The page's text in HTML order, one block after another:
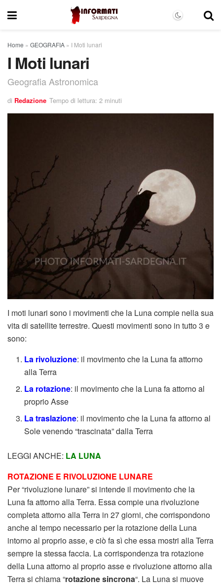
Home » GEOGRAFIA » I Moti lunari
I Moti lunari
Geografia Astronomica
di Redazione Tempo di lettura: 2 minuti
I moti lunari sono i movimenti che la Luna compie nella sua
vita di satellite terrestre. Questi movimenti sono in tutto 3 e
sono:
La rivoluzione: il movimento che la Luna fa attorno
alla Terra
La rotazione: il movimento che la Luna fa attorno al
proprio Asse
La traslazione: il movimento che la Luna fa attorno al
Sole venendo “trascinata” dalla Terra
LEGGI ANCHE: LA LUNA
ROTAZIONE E RIVOLUZIONE LUNARE
Per “rivoluzione lunare” si intende il movimento che la
Luna fa attorno alla Terra. Essa compie una rivoluzione
completa attorno alla Terra in 27 giorni, che corrispondono
anche al tempo necessario per la rotazione della Luna
intorno al proprio asse, e ciò fa sì che essa mostri alla Terra
sempre la stessa faccia. La corrispondenza tra rotazione
della Luna attorno al proprio asse e rivoluzione attorno alla
Terra si chiama “rotazione sincrona“. La Luna si muove